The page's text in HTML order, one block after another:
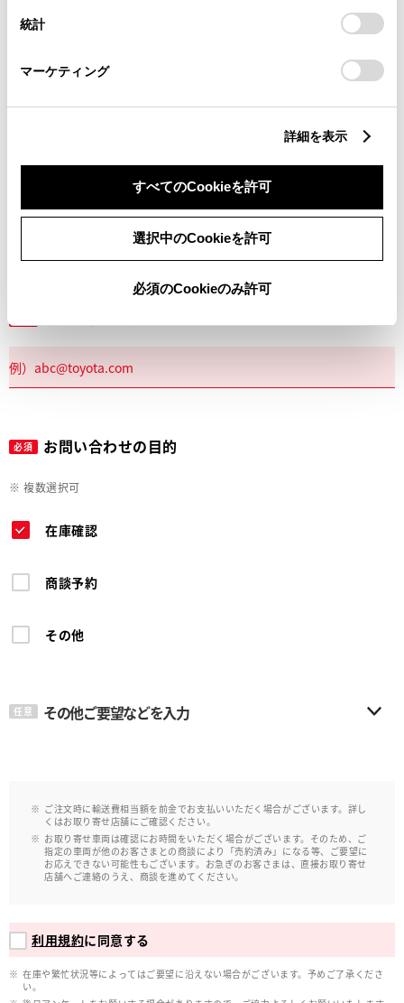
設定の変更、同意を撤回したりするにあたっては、当社の
「Cookie（クッキー）情報の取り扱いについて
」をご覧くだ
統計
マーケティング
詳細を表示
すべてのCookieを許可
選択中のCookieを許可
必須のCookieのみ許可
任意 建物名
必須 お問い合わせの目的
※ 複数選択可
在庫確認
商談予約
その他
任意 その他ご要望などを入力
ご注文時に輸送費相当額を前金でお支払いいただく場合がございます。詳し
くはお取り寄せ店舗にご確認ください。
お取り寄せ車両は確認にお時間をいただく場合がございます。そのため、ご
指定の車両が他のお客さまとの商談により「売約済み」になる等、ご要望に
お応えできない可能性もございます。お急ぎのお客さまは、直接お取り寄せ
店舗へご連絡のうえ、商談を進めてください。
利用規約に同意する
在庫や繁忙状況等によってはご要望に沿えない場合がございます。予めご了承くださ
い。